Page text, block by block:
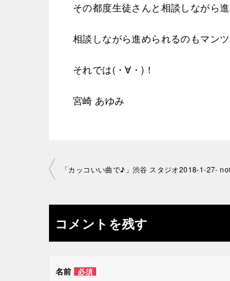
その都度生徒さんと相談しながら
相談しながら進められるのもマン
それでは(・∀・)！
宮崎 あゆみ
投
ナ
ビ
ゲ
「カッコいい曲で♪」渋谷 スタジオ2018-1-27-
コメントを残す
名前 必須